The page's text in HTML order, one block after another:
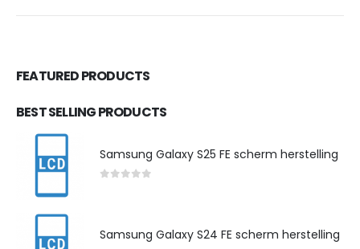
FEATURED PRODUCTS
BEST SELLING PRODUCTS
Samsung Galaxy S25 FE scherm herstelling
Samsung Galaxy S24 FE scherm herstelling